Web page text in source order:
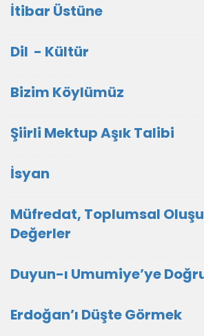
İtibar Üstüne
Dil - Kültür
Bizim Köylümüz
Şiirli Mektup Aşık Talibi
İsyan
Müfredat, Toplumsal
Değerler
Duyun-ı Umumiye’ye
Erdoğan’ı Düşte Görmek